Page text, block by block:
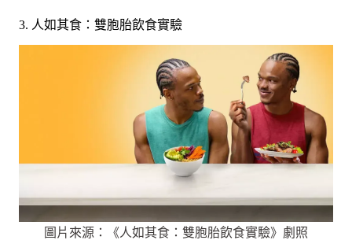
3. 人如其食：雙胞胎飲食實驗
圖片來源：《人如其食：雙胞胎飲食實驗》劇照